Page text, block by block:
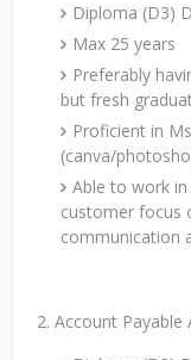
Diploma (D3)
Max 25 years
Preferably
but fresh
Proficient in
(canva/
Able to work
customer focus
communication
2. Account Payable